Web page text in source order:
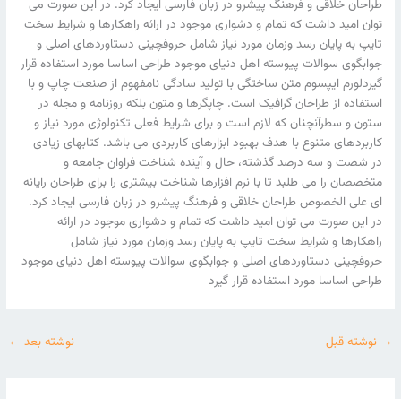
طراحان خلاقی و فرهنگ پیشرو در زبان فارسی ایجاد کرد. در این صورت می
توان امید داشت که تمام و دشواری موجود در ارائه راهکارها و شرایط سخت
تایپ به پایان رسد وزمان مورد نیاز شامل حروفچینی دستاوردهای اصلی و
جوابگوی سوالات پیوسته اهل دنیای موجود طراحی اساسا مورد استفاده قرار
گیردلورم ایپسوم متن ساختگی با تولید سادگی نامفهوم از صنعت چاپ و با
استفاده از طراحان گرافیک است. چاپگرها و متون بلکه روزنامه و مجله در
ستون و سطرآنچنان که لازم است و برای شرایط فعلی تکنولوژی مورد نیاز و
کاربردهای متنوع با هدف بهبود ابزارهای کاربردی می باشد. کتابهای زیادی
در شصت و سه درصد گذشته، حال و آینده شناخت فراوان جامعه و
متخصصان را می طلبد تا با نرم افزارها شناخت بیشتری را برای طراحان رایانه
ای علی الخصوص طراحان خلاقی و فرهنگ پیشرو در زبان فارسی ایجاد کرد.
در این صورت می توان امید داشت که تمام و دشواری موجود در ارائه
راهکارها و شرایط سخت تایپ به پایان رسد وزمان مورد نیاز شامل
حروفچینی دستاوردهای اصلی و جوابگوی سوالات پیوسته اهل دنیای موجود
طراحی اساسا مورد استفاده قرار گیرد
→ نوشته قبل نوشته بعد ←